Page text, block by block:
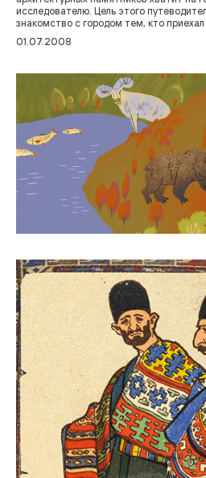
исследователю. Цель этого
знакомство с городом тем, кто приехал
01.07.2008